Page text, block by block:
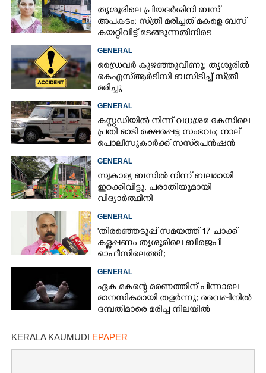
തൃശൂരിലെ പ്രിയദർശിനി ബസ്
അപകടം; സ്‌ത്രീ മരിച്ചത് മകളെ ബസ്
കയറ്റിവിട്ട് മടങ്ങുന്നതിനിടെ
GENERAL
ഡ്രൈവർ കുഴഞ്ഞുവീണു; തൃശൂരിൽ
കെഎസ്‌ആർടിസി ബസിടിച്ച് സ്‌ത്രീ
മരിച്ചു
GENERAL
കസ്റ്റഡിയിൽ നിന്ന് വധശ്രമ കേസിലെ
പ്രതി ഓടി രക്ഷപ്പെട്ട സംഭവം; നാല്
പൊലീസുകാർക്ക് സസ്‌പെൻഷൻ
GENERAL
സ്വകാര്യ ബസിൽ നിന്ന് ബലമായി
ഇറക്കിവിട്ടു, പരാതിയുമായി
വിദ്യാർത്ഥിനി
GENERAL
'തിരഞ്ഞെടുപ്പ് സമയത്ത് 17 ചാക്ക്
കള്ളപ്പണം തൃശൂരിലെ ബിജെപി
ഓഫീസിലെത്തി';
വെളിപ്പെടുത്തലുമായി മുൻ ഓഫീസ്
സെക്രട്ടറി
GENERAL
ഏക മകന്റെ മരണത്തിന് പിന്നാലെ
മാനസികമായി തളർന്നു; വൈപ്പിനിൽ
ദമ്പതിമാരെ മരിച്ച നിലയിൽ
KERALA KAUMUDI EPAPER